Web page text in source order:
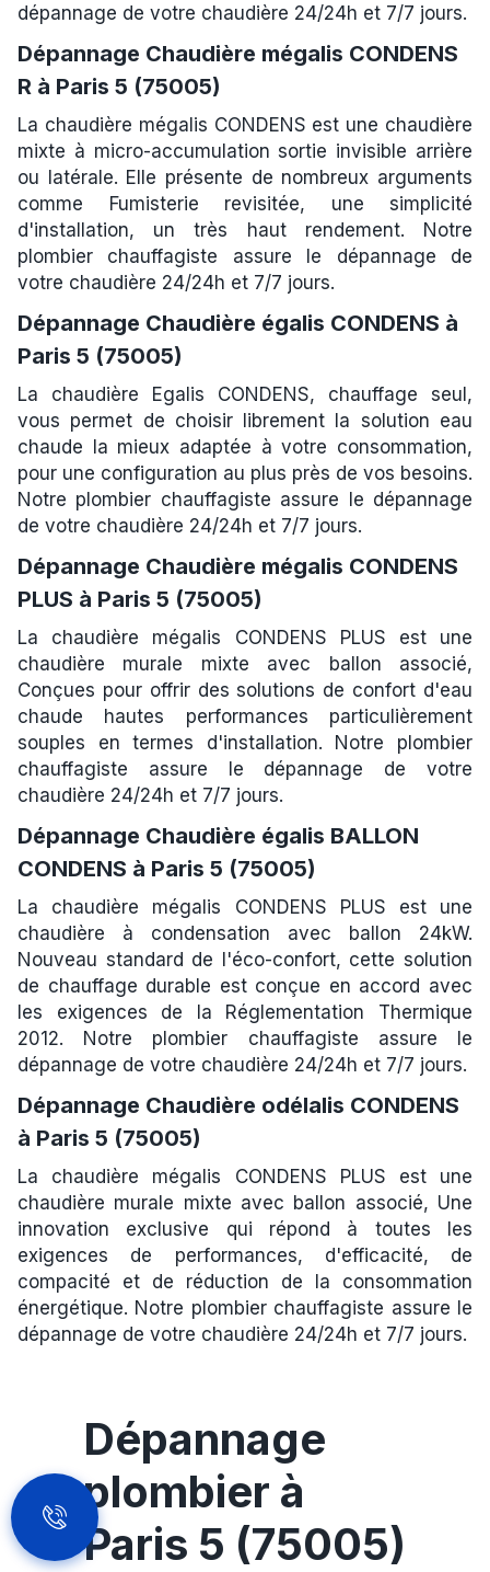
dépannage de votre chaudière 24/24h et 7/7 jours.
Dépannage Chaudière mégalis CONDENS
R à Paris 5 (75005)
La chaudière mégalis CONDENS est une chaudière
mixte à micro-accumulation sortie invisible arrière
ou latérale. Elle présente de nombreux arguments
comme Fumisterie revisitée, une simplicité
d'installation, un très haut rendement. Notre
plombier chauffagiste assure le dépannage de
votre chaudière 24/24h et 7/7 jours.
Dépannage Chaudière égalis CONDENS à
Paris 5 (75005)
La chaudière Egalis CONDENS, chauffage seul,
vous permet de choisir librement la solution eau
chaude la mieux adaptée à votre consommation,
pour une configuration au plus près de vos besoins.
Notre plombier chauffagiste assure le dépannage
de votre chaudière 24/24h et 7/7 jours.
Dépannage Chaudière mégalis CONDENS
PLUS à Paris 5 (75005)
La chaudière mégalis CONDENS PLUS est une
chaudière murale mixte avec ballon associé,
Conçues pour offrir des solutions de confort d'eau
chaude hautes performances particulièrement
souples en termes d'installation. Notre plombier
chauffagiste assure le dépannage de votre
chaudière 24/24h et 7/7 jours.
Dépannage Chaudière égalis BALLON
CONDENS à Paris 5 (75005)
La chaudière mégalis CONDENS PLUS est une
chaudière à condensation avec ballon 24kW.
Nouveau standard de l'éco-confort, cette solution
de chauffage durable est conçue en accord avec
les exigences de la Réglementation Thermique
2012. Notre plombier chauffagiste assure le
dépannage de votre chaudière 24/24h et 7/7 jours.
Dépannage Chaudière odélalis CONDENS
à Paris 5 (75005)
La chaudière mégalis CONDENS PLUS est une
chaudière murale mixte avec ballon associé, Une
innovation exclusive qui répond à toutes les
exigences de performances, d'efficacité, de
compacité et de réduction de la consommation
énergétique. Notre plombier chauffagiste assure le
dépannage de votre chaudière 24/24h et 7/7 jours.
Dépannage
plombier à
Paris 5 (75005)